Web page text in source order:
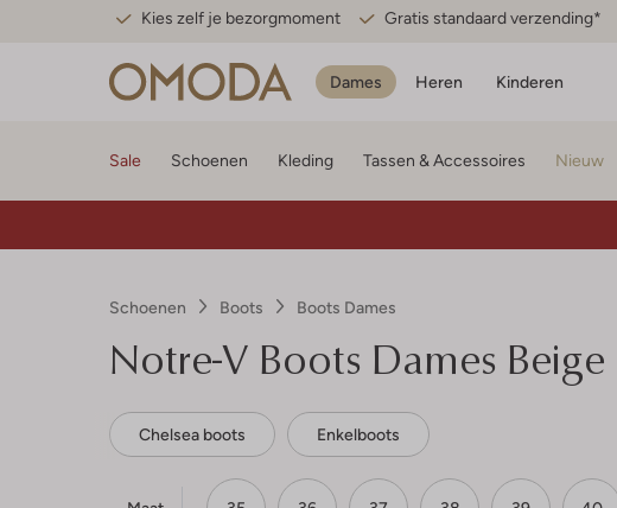
Kies zelf je bezorgmoment Gratis standaard verzending*
Dames Heren Kinderen
Sale Schoenen Kleding Tassen & Accessoires Nieuw
Schoenen Boots Boots Dames
Notre-V Boots Dames Beige
Chelsea boots Enkelboots